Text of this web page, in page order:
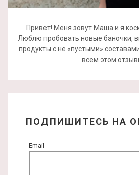
Привет! Меня зовут Маша и я
Люблю пробовать новые баночки,
продукты с не «пустыми»
всем этом
ПОДПИШИТЕСЬ НА
Email